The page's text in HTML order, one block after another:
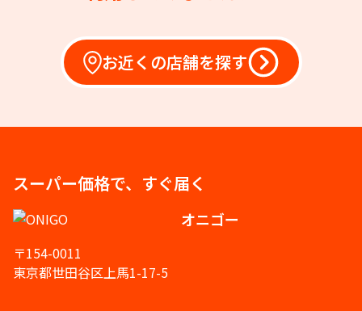
お近くの店舗を探す
スーパー価格で、すぐ届く
オニゴー
〒154-0011
東京都世田谷区上馬1-17-5